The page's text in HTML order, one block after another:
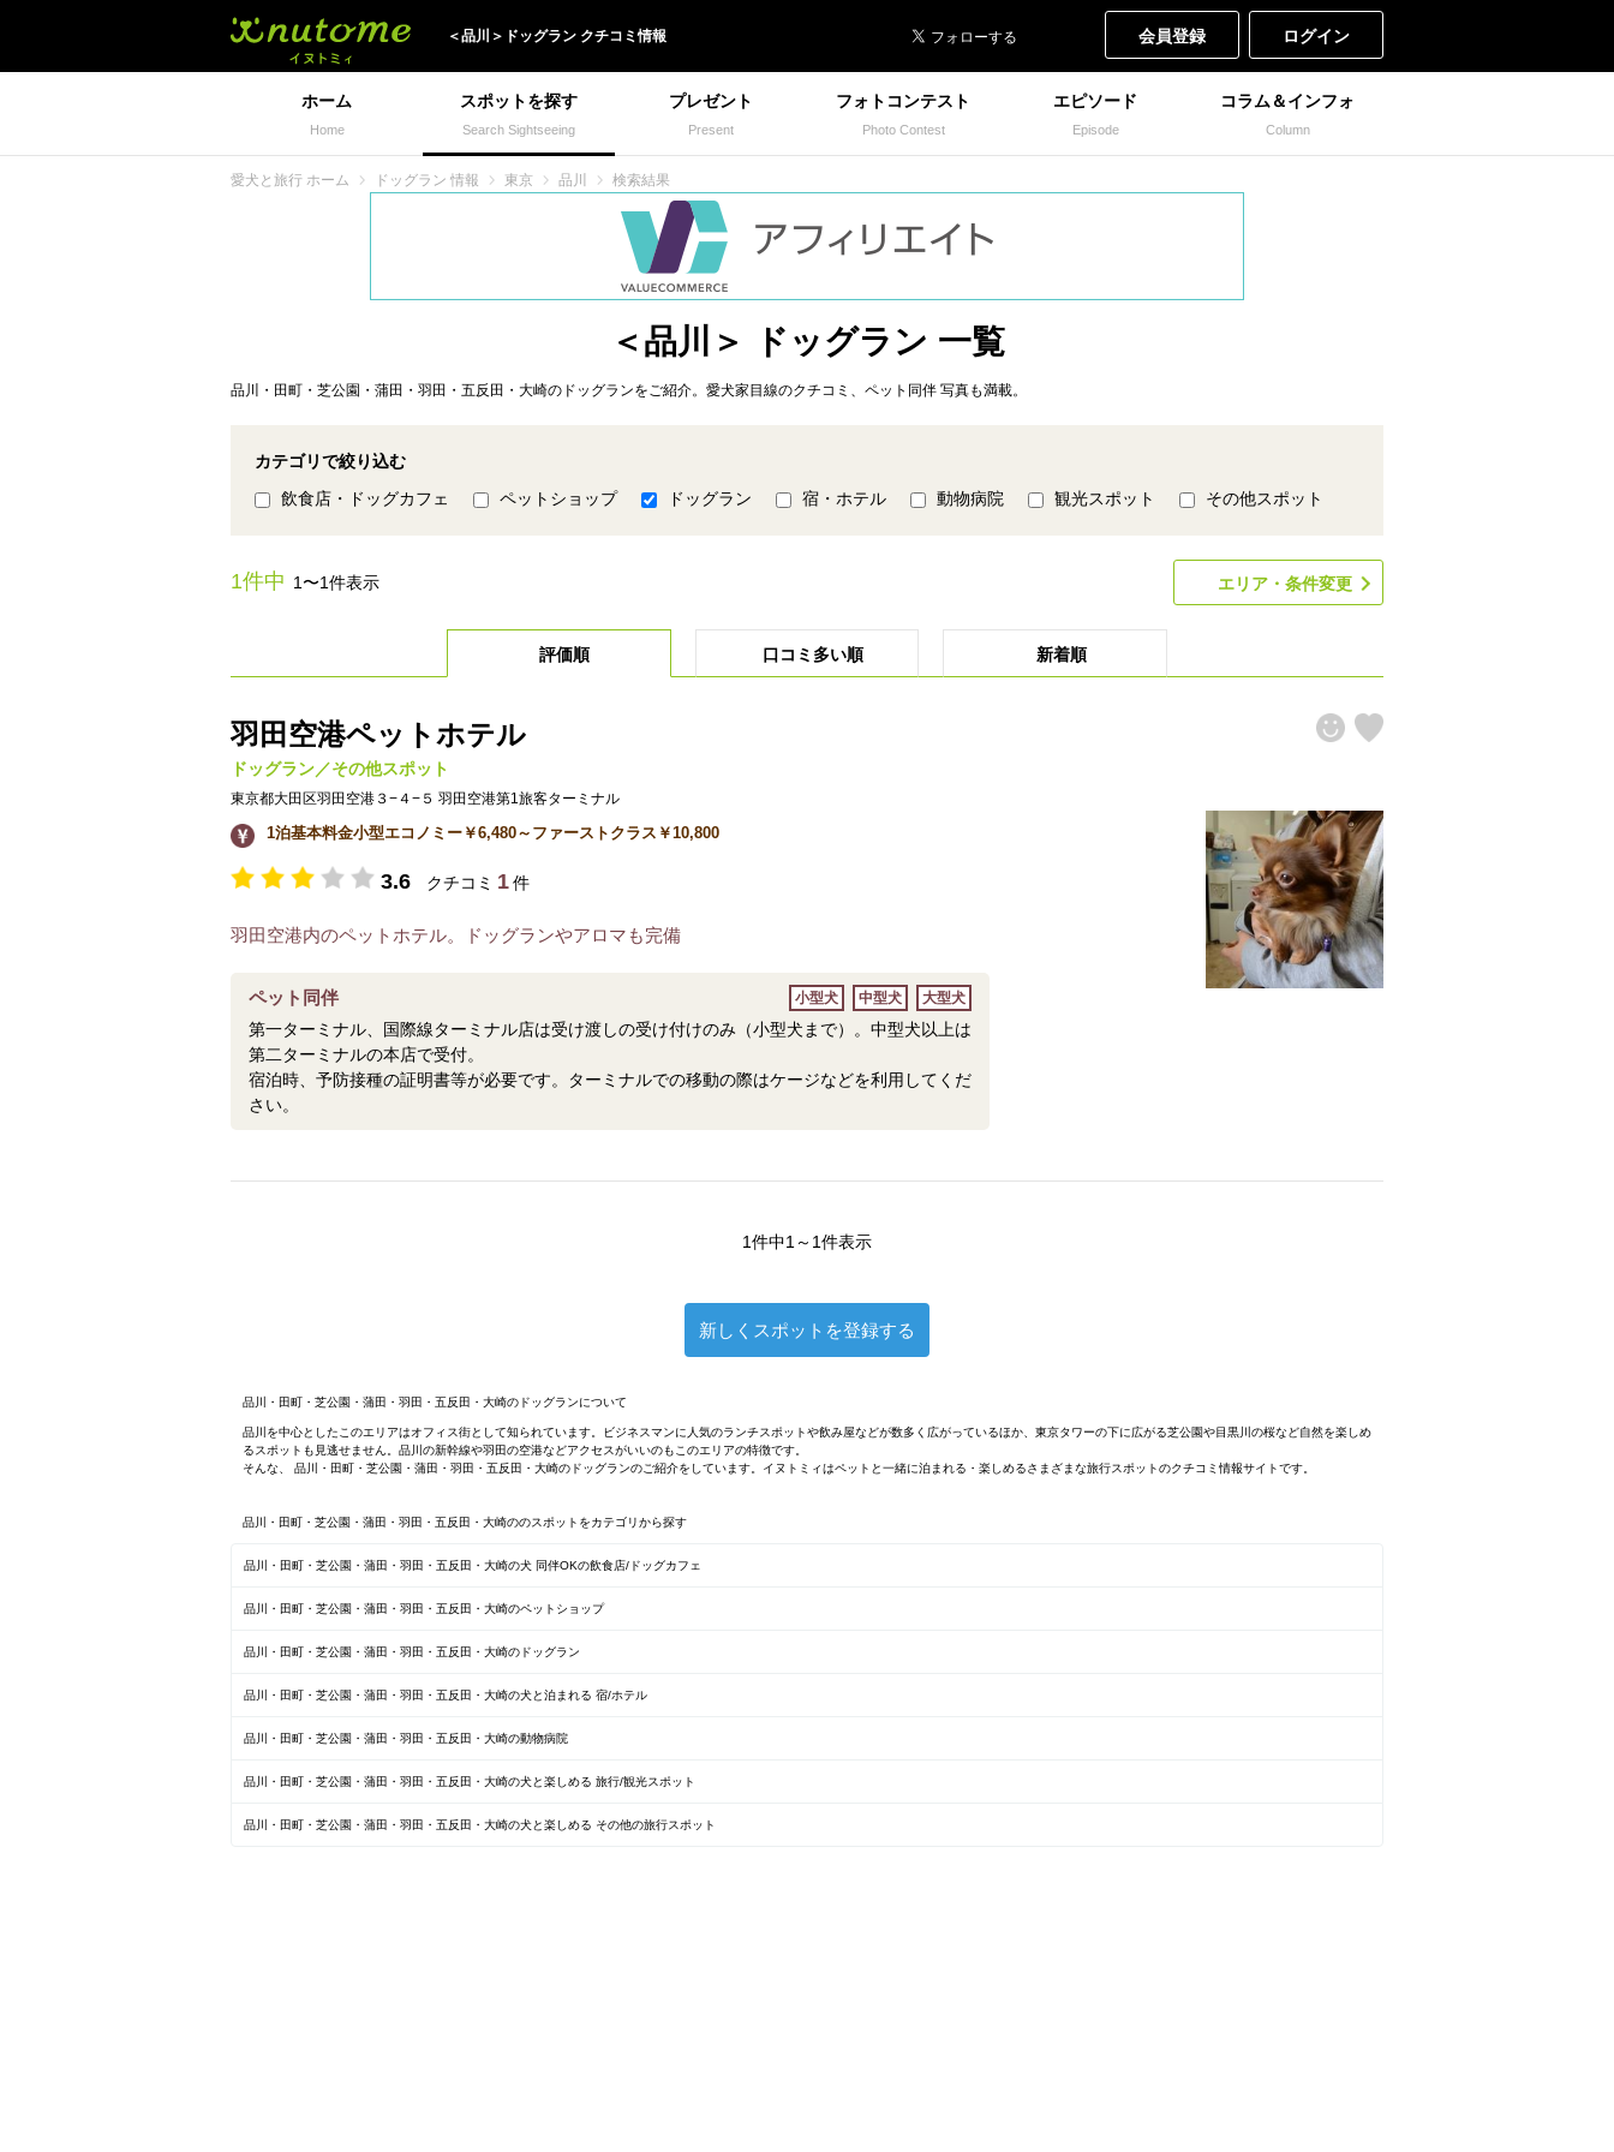
＜品川 ＞ ドッグラン クチコミ情報 会員登録 ログイン
ホーム
Home
スポットを探す
Search Sightseeing
プレゼント
Present
フォトコンテスト
Photo Contest
エピソード
Episode
コラム＆インフォ
Column
愛犬と旅行 ホーム ドッグラン 情報 東京 品川 検索結果
＜品川＞ ドッグラン 一覧
品川・田町・芝公園・蒲田・羽田・五反田・大崎のドッグランをご紹介。愛犬家目線のクチコミ、ペット同伴 写真も満載。
カテゴリで絞り込む
飲食店・ドッグカフェ
ペットショップ ドッグラン 宿・ホテル 動物病院 観光スポット その他スポット
1件中 1〜1件表示 エリア・条件変更
評価順 口コミ多い順 新着順
羽田空港ペットホテル
ドッグラン／その他スポット
東京都大田区羽田空港３−４−５ 羽田空港第1旅客ターミナル
1泊基本料金小型エコノミー￥6,480～ファーストクラス￥10,800
3.6 クチコミ 1件
羽田空港内のペットホテル。ドッグランやアロマも完備
ペット同伴
第一ターミナル、国際線ターミナル店は受け渡しの受け付けのみ（小型犬まで）。中型犬以上は
第二ターミナルの本店で受付。
宿泊時、予防接種の証明書等が必要です。ターミナルでの移動の際はケージなどを利用してくだ
さい。
小型犬 中型犬 大型犬
1件中1～1件表示
新しくスポットを登録する
品川・田町・芝公園・蒲田・羽田・五反田・大崎のドッグランについて
品川を中心としたこのエリアはオフィス街として知られています。ビジネスマンに人気のランチスポットや飲み屋などが数多く広がっているほか、東京タワーの下に広がる芝公園や目黒川の桜など自然を楽しめ
るスポットも見逃せません。品川の新幹線や羽田の空港などアクセスがいいのもこのエリアの特徴です。
そんな、 品川・田町・芝公園・蒲田・羽田・五反田・大崎のドッグランのご紹介をしています。イヌトミィはペットと一緒に泊まれる・楽しめるさまざまな旅行スポットのクチコミ情報サイトです。
品川・田町・芝公園・蒲田・羽田・五反田・大崎ののスポットをカテゴリから探す
品川・田町・芝公園・蒲田・羽田・五反田・大崎の犬 同伴OKの飲食店/ドッグカフェ
品川・田町・芝公園・蒲田・羽田・五反田・大崎のペットショップ
品川・田町・芝公園・蒲田・羽田・五反田・大崎のドッグラン
品川・田町・芝公園・蒲田・羽田・五反田・大崎の犬と泊まれる 宿/ホテル
品川・田町・芝公園・蒲田・羽田・五反田・大崎の動物病院
品川・田町・芝公園・蒲田・羽田・五反田・大崎の犬と楽しめる 旅行/観光スポット
品川・田町・芝公園・蒲田・羽田・五反田・大崎の犬と楽しめる その他の旅行スポット